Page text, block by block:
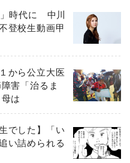
時代に 中川
登校生動画甲
から公立大医
害「治るま
は
でした】「い
い詰められる